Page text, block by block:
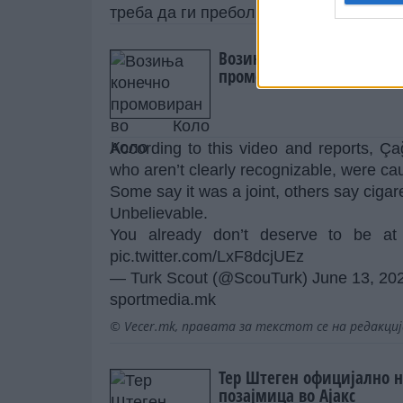
треба да ги преболиме овие
Возиња конечно
промовиран во Коло Коло
According to this video and reports,
who aren’t clearly recognizable, were
Some say it was a joint, others say
Unbelievable.
You already don’t deserve to be
pic.twitter.com/LxF8dcjUEz
— Turk Scout (@ScouTurk) June 13,
sportmedia.mk
© Vecer.mk, правата за текстот се на
Тер Штеген официјално
позајмица во Ајакс